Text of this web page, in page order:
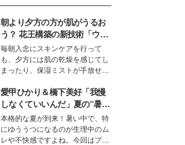
朝より夕方の方が肌がうるお
う？ 花王構築の新技術「ウォ
ーターキャプチャリングスキ
ン（捕水肌）」がスキンケア
の常識を変える予感
毎朝入念にスキンケアを行って
も、夕方には肌の乾燥を感じてし
まったり、保湿ミストが手放せな
な美容の常識を大きく変える可能
性を秘めた、革新的な「Water
Capturing Skin（ウォーターキャ
プチャリングスキン：捕水肌）」
技術を、花王が構築した。
愛甲ひかり＆橋下美好「我慢
しなくていいんだ」夏の“暑さ
対策”の新しい選択肢とは？
本格的な夏が到来！暑い中で、特
にゆううつになるのが生理中のム
レや不快感ですよね。今回はプラ